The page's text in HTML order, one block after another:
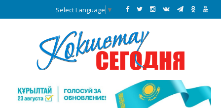
Select Language ▼